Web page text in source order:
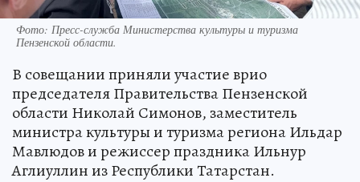
Фото: Пресс-служба Министерства культуры и туризма
Пензенской области.
В совещании приняли участие врио
председателя Правительства Пензенской
области Николай Симонов, заместитель
министра культуры и туризма региона Ильдар
Мавлюдов и режиссер праздника Ильнур
Аглиуллин из Республики Татарстан.